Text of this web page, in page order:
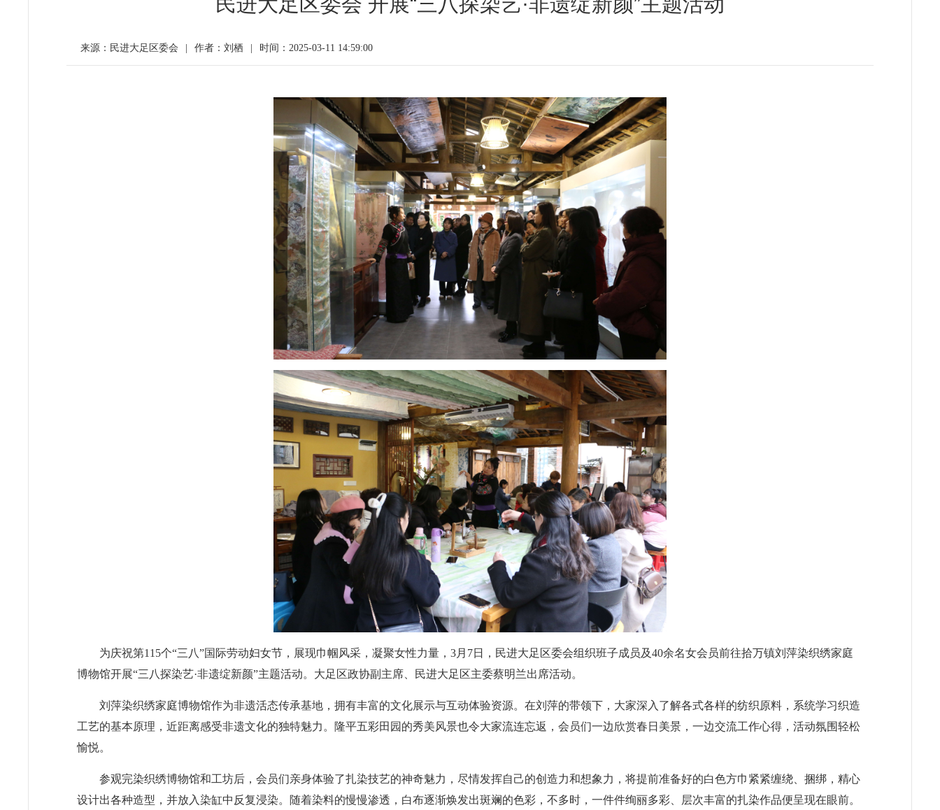
来源：民进大足区委会 作者：刘栖 时间：2025-03-11 14:59:00
为庆祝第115个“三八”国际劳动妇女节，展现巾帼风采，凝聚女性力量，3月7日，民进大足区委会组织班子成员及40余名女会员前往拾万镇刘萍染织绣家庭
博物馆开展“三八探染艺·非遗绽新颜”主题活动。大足区政协副主席、民进大足区主委蔡明兰出席活动。
刘萍染织绣家庭博物馆作为非遗活态传承基地，拥有丰富的文化展示与互动体验资源。在刘萍的带领下，大家深入了解各式各样的纺织原料，系统学习织造
工艺的基本原理，近距离感受非遗文化的独特魅力。隆平五彩田园的秀美风景也令大家流连忘返，会员们一边欣赏春日美景，一边交流工作心得，活动氛围轻松
愉悦。
参观完染织绣博物馆和工坊后，会员们亲身体验了扎染技艺的神奇魅力，尽情发挥自己的创造力和想象力，将提前准备好的白色方巾紧紧缠绕、捆绑，精心
设计出各种造型，并放入染缸中反复浸染。随着染料的慢慢渗透，白布逐渐焕发出斑斓的色彩，不多时，一件件绚丽多彩、层次丰富的扎染作品便呈现在眼前。